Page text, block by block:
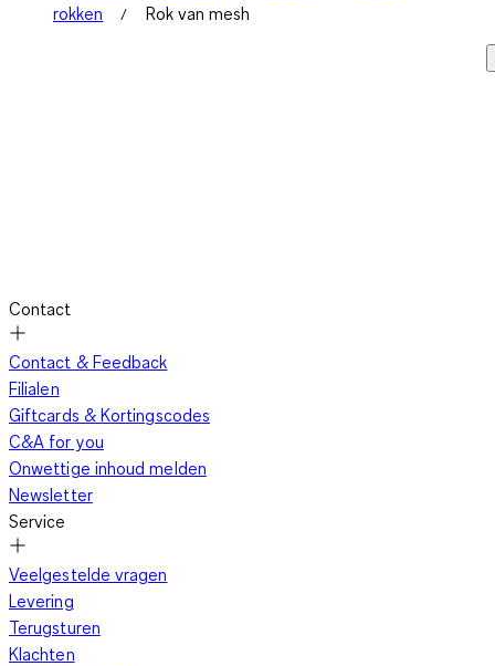
rokken
Rok van mesh
Contact
Contact & Feedback
Filialen
Giftcards & Kortingscodes
C&A for you
Onwettige inhoud melden
Newsletter
Service
Veelgestelde vragen
Levering
Terugsturen
Klachten